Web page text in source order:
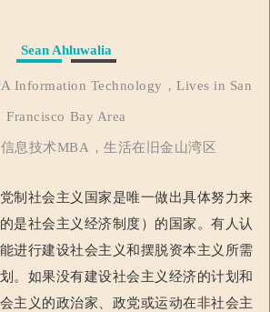
Sean Ahluwalia
Information Technology，Lives in San
Francisco Bay Area
息技术MBA，生活在旧金山湾区
制社会主义国家是唯一做出具体努力来
是社会主义经济制度）的国家。有人认
进行建设社会主义和摆脱资本主义所需
。 如果没有建设社会主义经济的计划和
主义的政治家、政党或运动在非社会主